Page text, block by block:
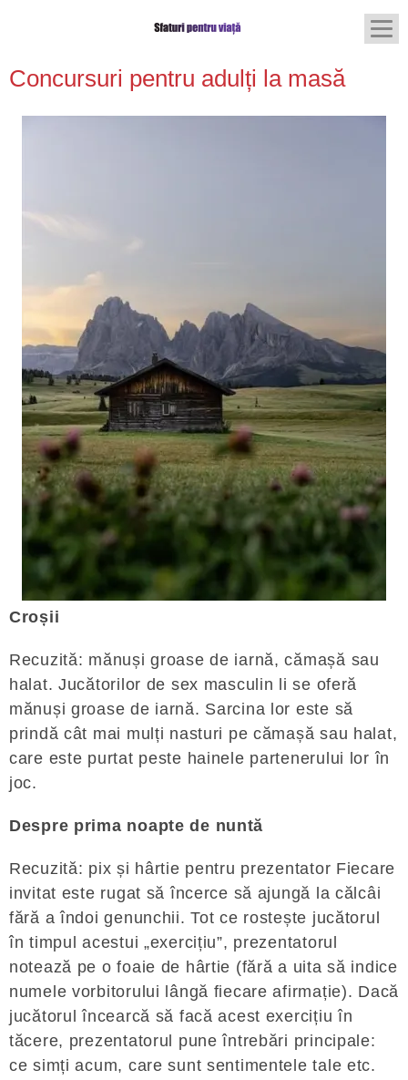
Concursuri pentru adulți la masă
Croșii
Recuzită: mănuși groase de iarnă, cămașă sau
halat. Jucătorilor de sex masculin li se oferă
mănuși groase de iarnă. Sarcina lor este să
prindă cât mai mulți nasturi pe cămașă sau halat,
care este purtat peste hainele partenerului lor în
joc.
Despre prima noapte de nuntă
Recuzită: pix și hârtie pentru prezentator Fiecare
invitat este rugat să încerce să ajungă la călcâi
fără a îndoi genunchii. Tot ce rostește jucătorul
în timpul acestui „exercițiu”, prezentatorul
notează pe o foaie de hârtie (fără a uita să indice
numele vorbitorului lângă fiecare afirmație). Dacă
jucătorul încearcă să facă acest exercițiu în
tăcere, prezentatorul pune întrebări principale:
ce simți acum, care sunt sentimentele tale etc.